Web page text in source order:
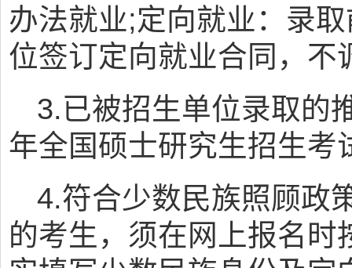
办法就业;定向就业：录
位签订定向就业合同，不
3.已被招生单位录取的
年全国硕士研究生招生考
4.符合少数民族照顾政
的考生，须在网上报名